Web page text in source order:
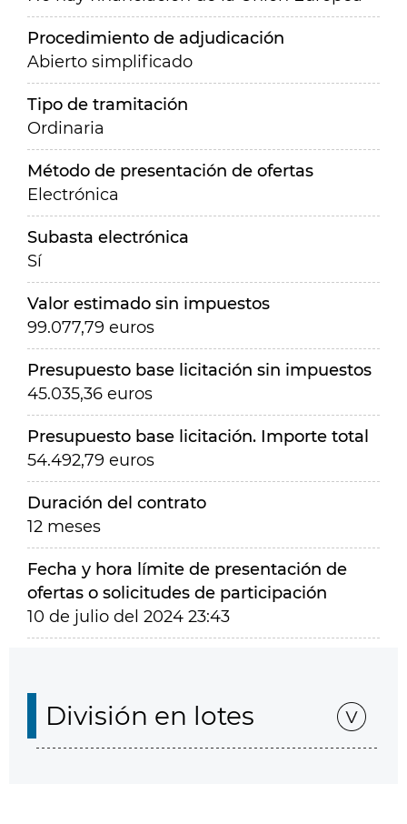
Procedimiento de adjudicación
Abierto simplificado
Tipo de tramitación
Ordinaria
Método de presentación de ofertas
Electrónica
Subasta electrónica
Sí
Valor estimado sin impuestos
99.077,79 euros
Presupuesto base licitación sin impuestos
45.035,36 euros
Presupuesto base licitación. Importe total
54.492,79 euros
Duración del contrato
12 meses
Fecha y hora límite de presentación de
ofertas o solicitudes de participación
10 de julio del 2024 23:43
División en lotes